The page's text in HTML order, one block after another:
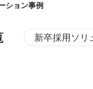
ション事例
新卒採用ソリ